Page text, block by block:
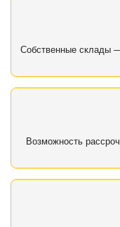
Собственные склады
Возможность